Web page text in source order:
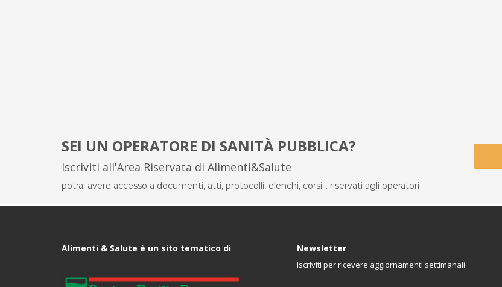
SEI UN OPERATORE DI SANITÀ PUBBLICA?
Iscriviti all'Area Riservata di Alimenti&Salute
potrai avere accesso a documenti, atti, protocolli, elenchi, corsi... riservati agli operatori
Alimenti & Salute è un sito tematico di Newsletter
Iscriviti per ricevere aggiornamenti settimanali